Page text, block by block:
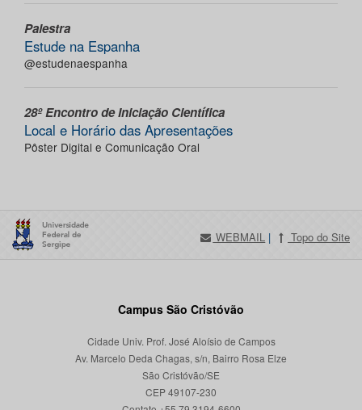
Palestra
Estude na Espanha
@estudenaespanha
28º Encontro de Iniciação Científica
Local e Horário das Apresentações
Pôster Digital e Comunicação Oral
WEBMAIL | Topo do Site
Campus São Cristóvão
Cidade Univ. Prof. José Aloísio de Campos
Av. Marcelo Deda Chagas, s/n, Bairro Rosa Elze
São Cristóvão/SE
CEP 49107-230